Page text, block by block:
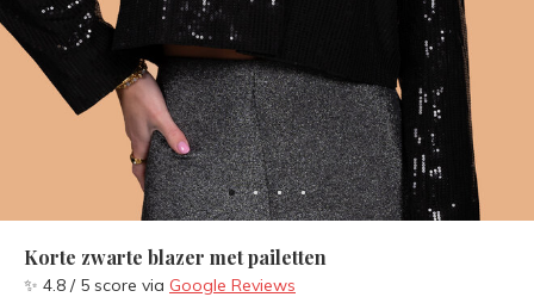
Korte zwarte blazer met pailetten
✨ 4.8 / 5 score via Google Reviews